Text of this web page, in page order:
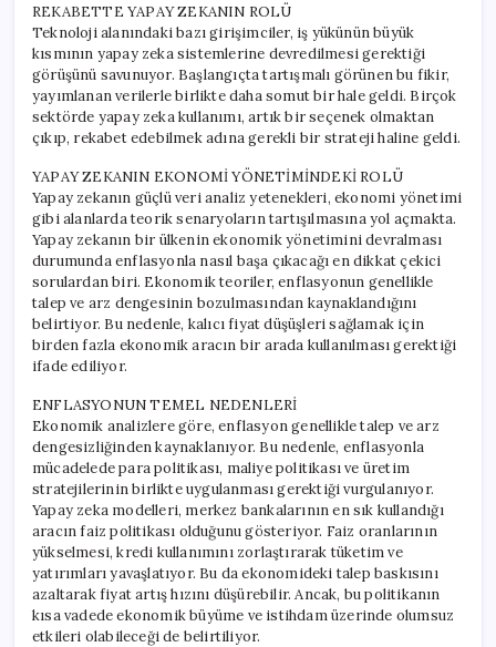
REKABETTE YAPAY ZEKANIN ROLÜ
Teknoloji alanındaki bazı girişimciler, iş yükünün büyük
kısmının yapay zeka sistemlerine devredilmesi gerektiği
görüşünü savunuyor. Başlangıçta tartışmalı görünen bu fikir,
yayımlanan verilerle birlikte daha somut bir hale geldi. Birçok
sektörde yapay zeka kullanımı, artık bir seçenek olmaktan
çıkıp, rekabet edebilmek adına gerekli bir strateji haline geldi.
YAPAY ZEKANIN EKONOMİ YÖNETİMİNDEKİ ROLÜ
Yapay zekanın güçlü veri analiz yetenekleri, ekonomi yönetimi
gibi alanlarda teorik senaryoların tartışılmasına yol açmakta.
Yapay zekanın bir ülkenin ekonomik yönetimini devralması
durumunda enflasyonla nasıl başa çıkacağı en dikkat çekici
sorulardan biri. Ekonomik teoriler, enflasyonun genellikle
talep ve arz dengesinin bozulmasından kaynaklandığını
belirtiyor. Bu nedenle, kalıcı fiyat düşüşleri sağlamak için
birden fazla ekonomik aracın bir arada kullanılması gerektiği
ifade ediliyor.
ENFLASYONUN TEMEL NEDENLERİ
Ekonomik analizlere göre, enflasyon genellikle talep ve arz
dengesizliğinden kaynaklanıyor. Bu nedenle, enflasyonla
mücadelede para politikası, maliye politikası ve üretim
stratejilerinin birlikte uygulanması gerektiği vurgulanıyor.
Yapay zeka modelleri, merkez bankalarının en sık kullandığı
aracın faiz politikası olduğunu gösteriyor. Faiz oranlarının
yükselmesi, kredi kullanımını zorlaştırarak tüketim ve
yatırımları yavaşlatıyor. Bu da ekonomideki talep baskısını
azaltarak fiyat artış hızını düşürebilir. Ancak, bu politikanın
kısa vadede ekonomik büyüme ve istihdam üzerinde olumsuz
etkileri olabileceği de belirtiliyor.